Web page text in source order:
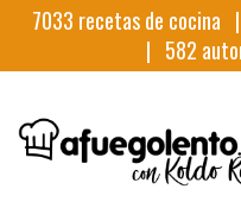
7033 recetas de cocina |
| 582